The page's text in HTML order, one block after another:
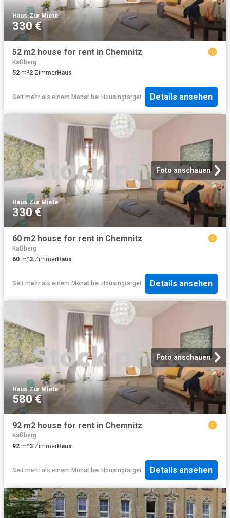
Haus·Zur Miete
330 €
52 m2 house for rent in Chemnitz
Kaßberg
52 m²2 ZimmerHaus
Seit mehr als einem Monat bei Housingtarget Details ansehen
Foto anschauen
Haus·Zur Miete
330 €
60 m2 house for rent in Chemnitz
Kaßberg
60 m²3 ZimmerHaus
Seit mehr als einem Monat bei Housingtarget Details ansehen
Foto anschauen
Haus·Zur Miete
580 €
92 m2 house for rent in Chemnitz
Kaßberg
92 m²3 ZimmerHaus
Seit mehr als einem Monat bei Housingtarget Details ansehen